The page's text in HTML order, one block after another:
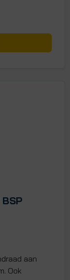
aan
Ook